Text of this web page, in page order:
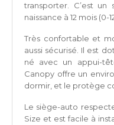
transporter. C’est
naissance à 12 mois (0-
Très confortable et
aussi sécurisé. Il est
né avec un appui-
Canopy offre un
dormir, et le protège
Le siège-auto
Size et est facile à